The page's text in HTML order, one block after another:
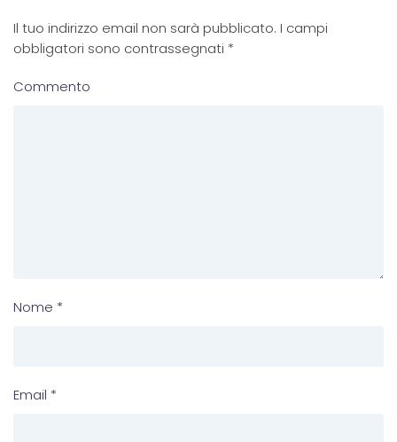
Il tuo indirizzo email non sarà pubblicato. I campi
obbligatori sono contrassegnati *
Commento
Nome *
Email *